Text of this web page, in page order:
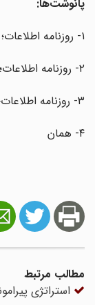
پانوشت‌ها:
مطالب مرتبط
استراتژی